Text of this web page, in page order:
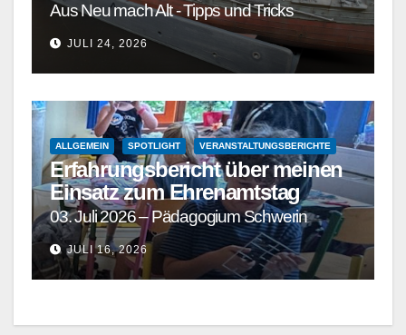
Aus Neu mach Alt - Tipps und Tricks
JULI 24, 2026
ALLGEMEIN SPOTLIGHT VERANSTALTUNGSBERICHTE
Erfahrungsbericht über meinen
Einsatz zum Ehrenamtstag
03. Juli 2026 – Pädagogium Schwerin
JULI 16, 2026